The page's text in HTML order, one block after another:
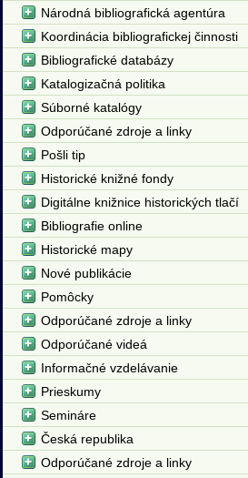
Národná bibliografická agentúra
Koordinácia bibliografickej činnosti
Bibliografické databázy
Katalogizačná politika
Súborné katalógy
Odporúčané zdroje a linky
Pošli tip
Historické knižné fondy
Digitálne knižnice historických tlačí
Bibliografie online
Historické mapy
Nové publikácie
Pomôcky
Odporúčané zdroje a linky
Odporúčané videá
Informačné vzdelávanie
Prieskumy
Semináre
Česká republika
Odporúčané zdroje a linky